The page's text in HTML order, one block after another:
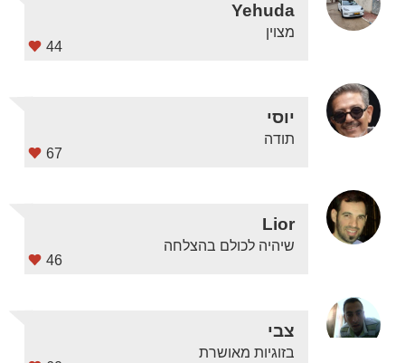
44
Yehuda
מצוין
67
יוסי
תודה
46
Lior
שיהיה לכולם בהצלחה
צבי
בזוגיות מאושרת